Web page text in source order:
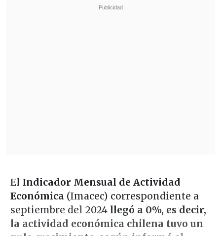
El Indicador Mensual de Actividad
Económica (Imacec) correspondiente a
septiembre del 2024 llegó a 0%, es decir,
la actividad económica chilena tuvo un